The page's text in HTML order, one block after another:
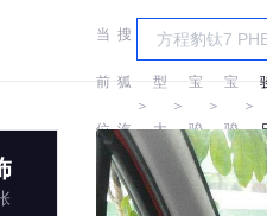
当
前
位
置:
搜
狐
汽
车
＞
车
型
大
全
＞
宝
骏
＞
宝
骏
＞